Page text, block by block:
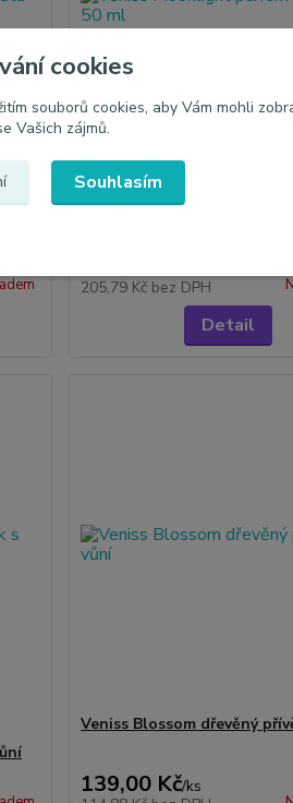
205,79 Kč bez DPH
Detail
Veniss Blossom dřevěný
139,00 Kč/ks
cookies
souborů cookies, aby Vám mohli
Vašich zájmů.
Souhlasím